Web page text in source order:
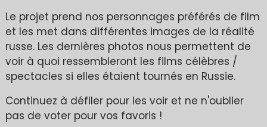
Le projet prend nos personnages préférés de film
et les met dans différentes images de la réalité
russe. Les dernières photos nous permettent de
voir à quoi ressembleront les films célèbres /
spectacles si elles étaient tournés en Russie.
Continuez à défiler pour les voir et ne n'oublier
pas de voter pour vos favoris !